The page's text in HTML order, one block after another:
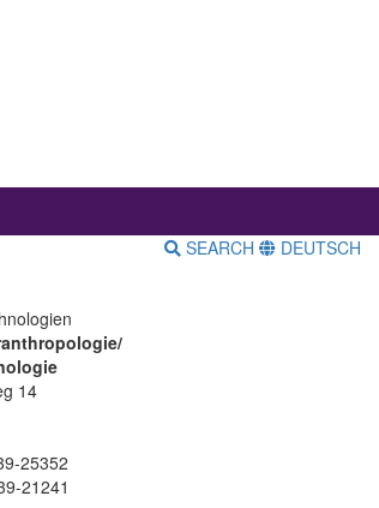
SEARCH DEUTSCH
14
25352
21241